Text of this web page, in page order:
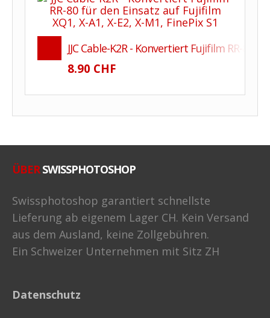
JJC Cable-K2R - Konvertiert Fujifilm RR-80
8.90 CHF
ÜBERSWISSPHOTOSHOP
Swissphotoshop garantiert schnellste
Lieferung ab eigenem Lager CH. Kein Versand
aus dem Ausland, keine Zollgebühren.
Ein Schweizer Unternehmen mit Sitz ZH
Datenschutz